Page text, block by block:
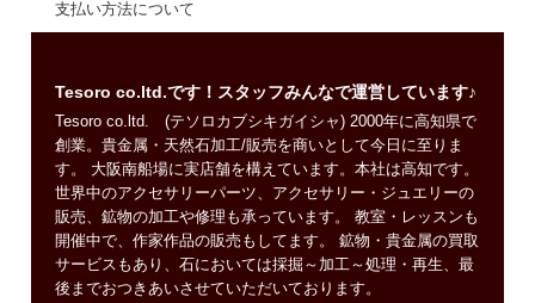
支払い方法について
Tesoro co.ltd.です！スタッフみんなで運営しています♪
Tesoro co.ltd. (テソロカブシキガイシャ) 2000年に高知県で
創業。貴金属・天然石加工/販売を商いとして今日に至りま
す。 大阪南船場に実店舗を構えています。本社は高知です。
世界中のアクセサリーパーツ、アクセサリー・ジュエリーの
販売、鉱物の加工や修理も承っています。 教室・レッスンも
開催中で、作家作品の販売もしてます。 鉱物・貴金属の買取
サービスもあり、石においては採掘～加工～処理・再生、最
後までおつきあいさせていただいております。